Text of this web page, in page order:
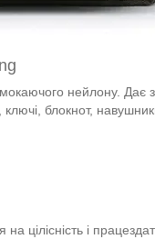
нейлону. Дає
блокнот,
цілісність і